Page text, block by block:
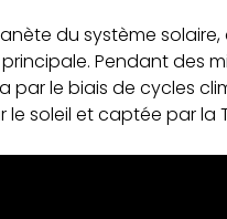
du système
Pendant des
par le biais de cycles
le soleil et captée par la